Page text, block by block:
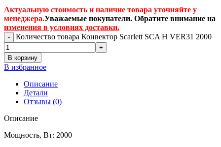
Актуальную стоимость и наличие товара уточняйте у
менеджера.Уважаемые покупатели. Обратите внимание на
изменения в условиях доставки.
Количество товара Конвектор Scarlett SCA H VER31 2000
В корзину
В избранное
Описание
Детали
Отзывы (0)
Описание
Мощность, Вт: 2000